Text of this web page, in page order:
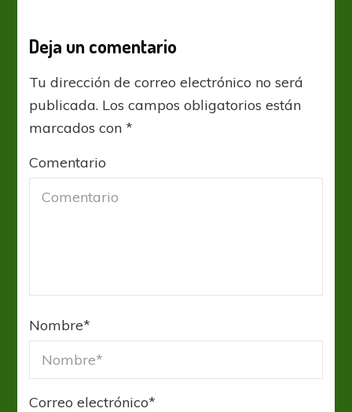
Deja un comentario
Tu dirección de correo electrónico no será
publicada. Los campos obligatorios están
marcados con*
Comentario
Nombre*
Correo electrónico*